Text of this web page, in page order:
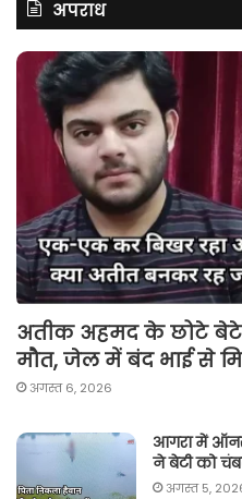
अपराध
अतीक अहमद के छोटे
मौत, जेल में बंद भाई से
अगस्त 6, 2026
आगरा में ऑनर
ने बेटी को
अगस्त 5,